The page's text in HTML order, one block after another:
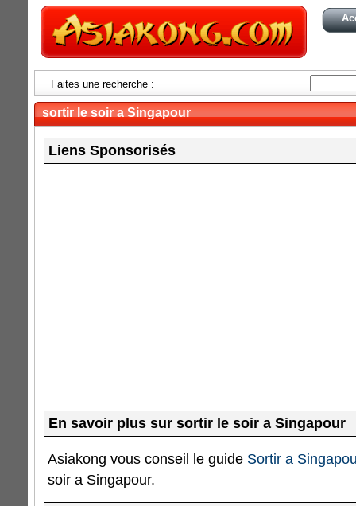
Faites une recherche :
sortir le soir a Singapour
Liens Sponsorisés
En savoir plus sur sortir le soir a Singapour
Asiakong vous conseil le guide Sortir a
soir a Singapour.